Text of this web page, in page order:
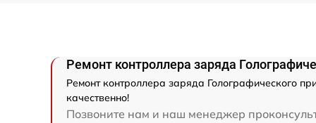
Ремонт контроллера заряда
Ремонт контроллера заряда Голографического
качественно!
Позвоните нам и наш менеджер